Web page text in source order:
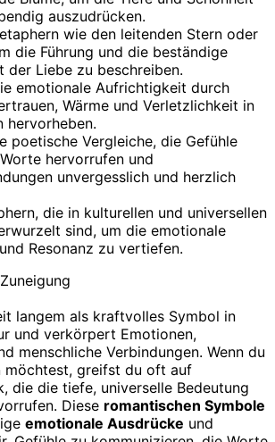
auszudrücken.
wie den leitenden Stern oder
die Führung und die beständige
der Liebe zu beschreiben.
emotionale Aufrichtigkeit durch
Wärme und Verletzlichkeit in
hervorheben.
poetische Vergleiche, die Gefühle
hervorrufen und
unvergesslich und herzlich
die in kulturellen und universellen
sind, um die emotionale
Resonanz zu vertiefen.
langem als kraftvolles Symbol in
und verkörpert Emotionen,
menschliche Verbindungen. Wenn du
möchtest, greifst du oft auf
die die tiefe, universelle Bedeutung
Diese romantischen Symbole
emotionale Ausdrücke und